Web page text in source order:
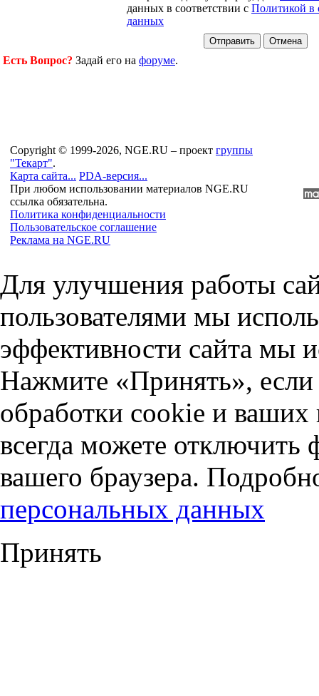
данных в соответствии с Политикой в
данных
Есть Вопрос? Задай его на форуме.
Copyright © 1999-2026, NGE.RU – проект группы
"Текарт".
Карта сайта... PDA-версия...
При любом использовании материалов NGE.RU
ссылка обязательна.
Политика конфиденциальности
Пользовательское соглашение
Реклама на NGE.RU
Для улучшения работы
пользователями мы
эффективности сайта мы
Нажмите «Принять», если
обработки cookie и
всегда можете отключить
вашего браузера.
персональных данных
Принять